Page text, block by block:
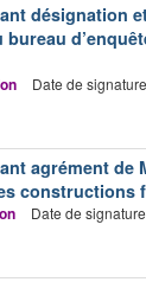
désignation
Date de
agrément de
Date de